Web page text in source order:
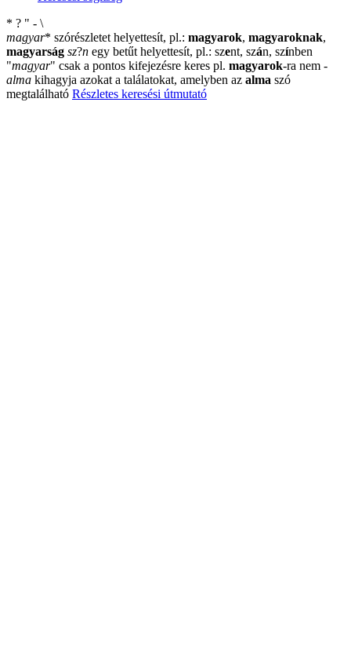
* ? " - \
magyar* szórészletet helyettesít, pl.: magyarok, magyaroknak,
magyarság sz?n egy betűt helyettesít, pl.: szent, szán, színben
"magyar" csak a pontos kifejezésre keres pl. magyarok-ra nem -
alma kihagyja azokat a találatokat, amelyben az alma szó
megtalálható Részletes keresési útmutató